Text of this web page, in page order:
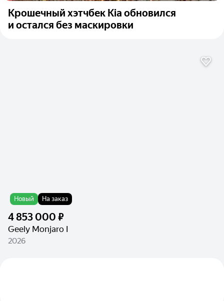
Крошечный хэтчбек Kia обновился
и остался без маскировки
Новый На заказ
4 853 000 ₽
Geely Monjaro I
2026